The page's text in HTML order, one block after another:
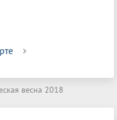
весна 2018